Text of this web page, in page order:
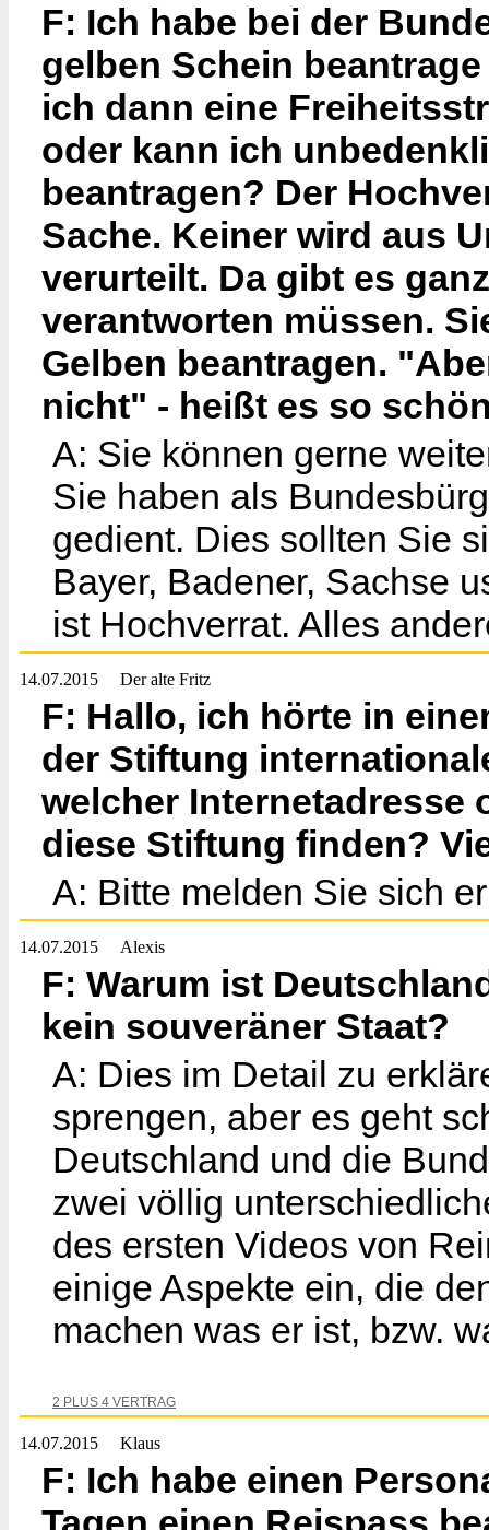
F: Ich habe bei der
gelben Schein
ich dann eine
oder kann ich
beantragen? Der
Sache. Keiner wird aus
verurteilt. Da gibt es
verantworten müssen.
Gelben beantragen.
nicht" - heißt es so
A: Sie können gerne
Sie haben als
gedient. Dies sollten Sie
Bayer, Badener, Sachse
ist Hochverrat. Alles
14.07.2015 Der alte Fritz
F: Hallo, ich hörte in
der Stiftung
welcher Internetadresse
diese Stiftung finden?
A: Bitte melden Sie sich
14.07.2015 Alexis
F: Warum ist
kein souveräner Staat?
A: Dies im Detail zu
sprengen, aber es geht
Deutschland und die
zwei völlig
des ersten Videos von
einige Aspekte ein, die
machen was er ist, bzw.
2 PLUS 4 VERTRAG
14.07.2015 Klaus
F: Ich habe einen